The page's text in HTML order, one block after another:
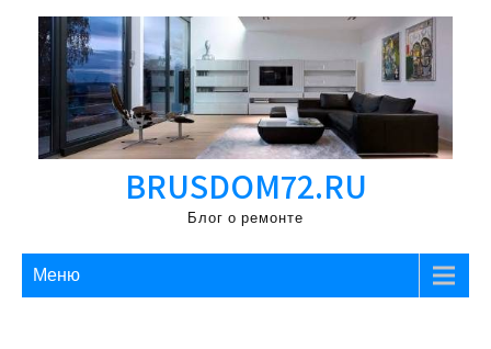
Перейти
содержимому
BRUSDOM72.RU
Блог о ремонте
Меню